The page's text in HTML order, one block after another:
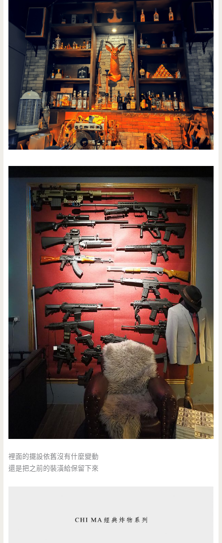
裡面的擺設依舊沒有什麼變動
還是把之前的裝潢給保留下來